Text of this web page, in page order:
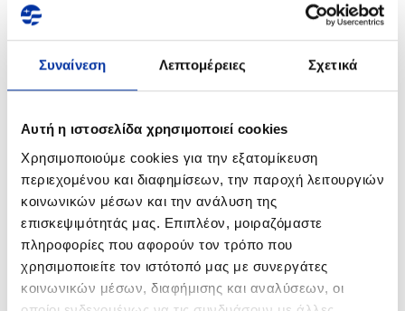
Συναίνεση Λεπτομέρειες Σχετικά
Αυτή η ιστοσελίδα χρησιμοποιεί cookies
Χρησιμοποιούμε cookies για την εξατομίκευση
περιεχομένου και διαφημίσεων, την παροχή λειτουργιών
κοινωνικών μέσων και την ανάλυση της
επισκεψιμότητάς μας. Επιπλέον, μοιραζόμαστε
πληροφορίες που αφορούν τον τρόπο που
χρησιμοποιείτε τον ιστότοπό μας με συνεργάτες
κοινωνικών μέσων, διαφήμισης και αναλύσεων, οι
Επιστήμες Περιβάλλοντος(Κλιματική Αλλαγή,
Βιώσιμη Ανάπτυξη, Ευφυείς Πόλεις & Τοπική
Ανάπτυξη)
Οικονομία και Διοίκηση(Οικονομικά,
Επιχειρησιακή Έρευνα & Διοίκηση, Νομικές
Σπουδές, Marketing & Επικοινωνία)
Επέκταση σε διεθνές επίπεδο
Το Πρόγραμμα συνεχίζει τη διεύρυνσή του και εκτός
Ελλάδας και Κύπρου,καθώς απευθύνεται και σε
αριστούχους από τη
Βουλγαρία, Δημοκρατία της